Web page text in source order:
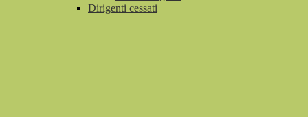
Dirigenti cessati